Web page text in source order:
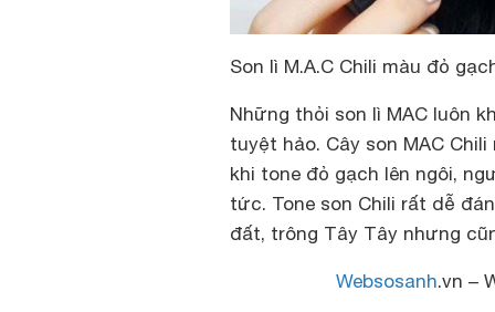
Son lì M.A.C Chili màu đỏ
Những thỏi son lì MAC luôn
tuyệt hảo. Cây son MAC
khi tone đỏ gạch lên ngôi,
tức. Tone son Chili rất dễ
đất, trông Tây Tây nhưng
Websosanh.vn –